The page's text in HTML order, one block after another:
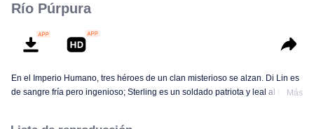
Río Púrpura
En el Imperio Humano, tres héroes de un clan misterioso se alzan. Di Lin es
de sangre fría pero ingenioso; Sterling es un soldado patriota y leal al trono;
Más